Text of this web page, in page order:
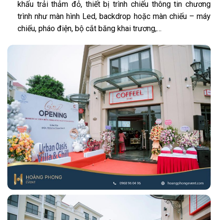
khấu trải thảm đỏ, thiết bị trình chiếu thông tin chương
trình như màn hình Led, backdrop hoặc màn chiếu – máy
chiếu, pháo điện,bộ cắt băng khai trương,…